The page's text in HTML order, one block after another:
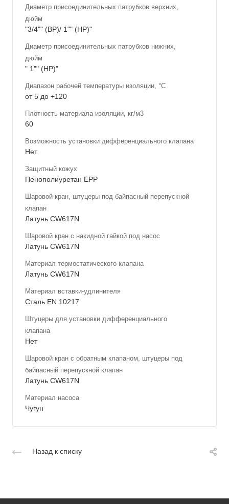
Диаметр присоединительных патрубков верхних,
дюйм
"3/4"" (ВР)/ 1"" (НР)"
Диаметр присоединительных патрубков нижних,
дюйм
" 1"" (НР)"
Диапазон рабочей температуры изоляции, °С
от 5 до +120
Плотность материала изоляции, кг/м3
60
Возможность установки дифференциального клапана
Нет
Защитный кожух
Пенополиуретан ЕРР
Шаровой кран, штуцеры под байпасный перепускной
клапан
Латунь CW617N
Шаровой кран с накидной гайкой под насос
Латунь CW617N
Материал термостатического клапана
Латунь CW617N
Материал вставки-удлинителя
Сталь EN 10217
Штуцеры для установки дифференциального
клапана
Нет
Шаровой кран с обратным клапаном, штуцеры под
байпасный перепускной клапан
Латунь CW617N
Материал насоса
Чугун
Назад к списку